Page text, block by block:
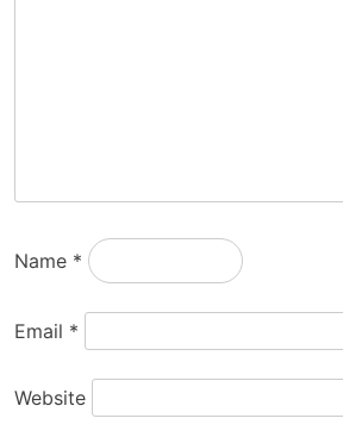
Name *
Email *
Website